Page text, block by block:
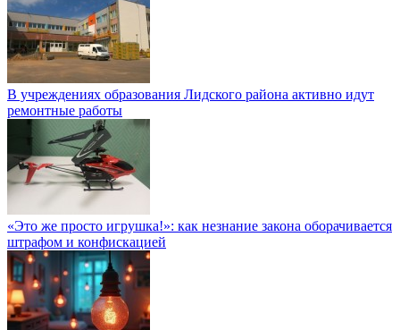
В учреждениях образования Лидского района активно идут
ремонтные работы
«Это же просто игрушка!»: как незнание закона оборачивается
штрафом и конфискацией